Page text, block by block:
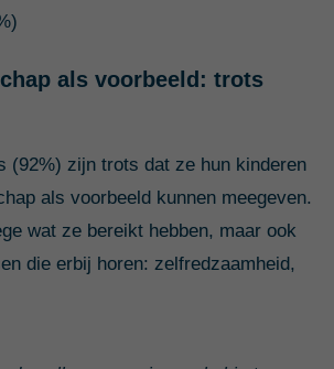
als voorbeeld: trots
(92%) zijn trots dat ze hun kinderen
als voorbeeld kunnen meegeven.
wat ze bereikt hebben, maar ook
die erbij horen: zelfredzaamheid,